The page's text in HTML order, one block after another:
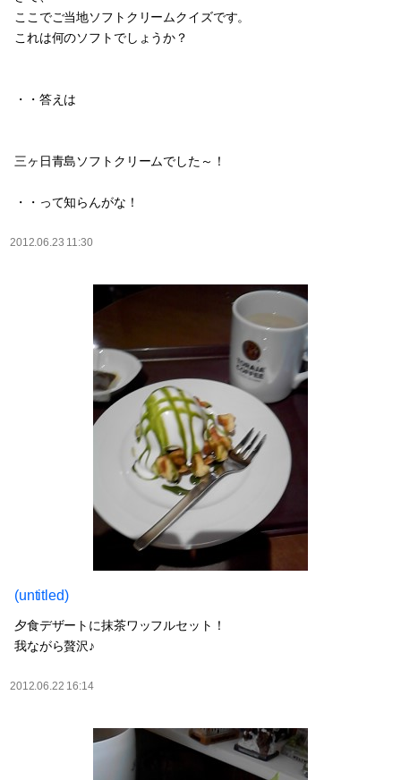
ここでご当地ソフトクリームクイズです。
これは何のソフトでしょうか？
・・答えは
三ヶ日青島ソフトクリームでした～！
・・って知らんがな！
2012.06.23 11:30
(untitled)
夕食デザートに抹茶ワッフルセット！
我ながら贅沢♪
2012.06.22 16:14